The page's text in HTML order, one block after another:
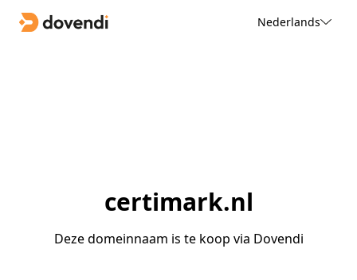
Nederlands
certimark.nl
Deze domeinnaam is te koop via Dovendi